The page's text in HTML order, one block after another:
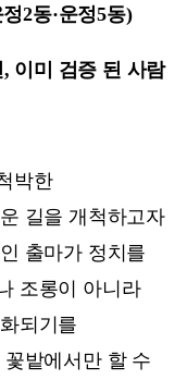
2동·운정5동)
, 이미 검증 된 사람
박한
길을 개척하고자
출마가 정치를
조롱이 아니라
되기를
밭에서만 할 수